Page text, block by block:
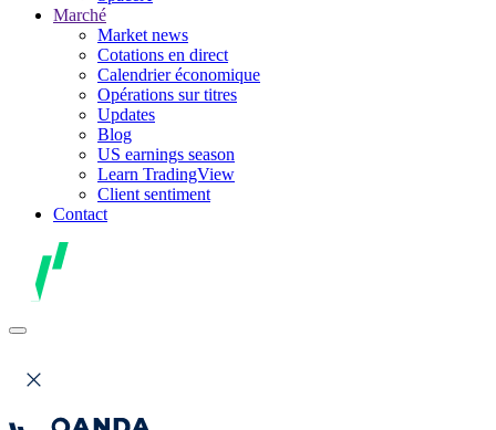
Marché
Market news
Cotations en direct
Calendrier économique
Opérations sur titres
Updates
Blog
US earnings season
Learn TradingView
Client sentiment
Contact